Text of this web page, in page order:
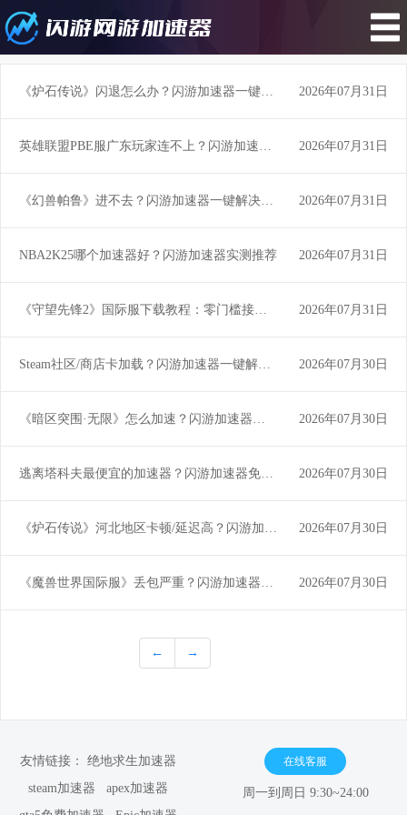
《炉石传说》闪退怎么办？闪游加速器一键稳定运行不崩溃！ 2026年07月31日
英雄联盟PBE服广东玩家连不上？闪游加速器专治地域延迟与登录失败 2026年07月31日
《幻兽帕鲁》进不去？闪游加速器一键解决登录失败问题！ 2026年07月31日
NBA2K25哪个加速器好？闪游加速器实测推荐 2026年07月31日
《守望先锋2》国际服下载教程：零门槛接入全球服务器，闪游加速器一键优化 2026年07月31日
Steam社区/商店卡加载？闪游加速器一键解决《帝国时代4》资源加载缓慢问题 2026年07月30日
《暗区突围·无限》怎么加速？闪游加速器一键低延迟畅玩 2026年07月30日
逃离塔科夫最便宜的加速器？闪游加速器免费试用+长效性价比之选 2026年07月30日
《炉石传说》河北地区卡顿/延迟高？闪游加速器专治地域网络瓶颈！ 2026年07月30日
《魔兽世界国际服》丢包严重？闪游加速器智能降丢包，稳定连接全球服务器 2026年07月30日
← →
友情链接： 绝地求生加速器
steam加速器
apex加速器
在线客服
周一到周日 9:30~24:00